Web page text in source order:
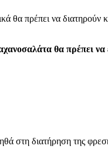
πρέπει να διατηρούν
θα πρέπει να
στη διατήρηση της